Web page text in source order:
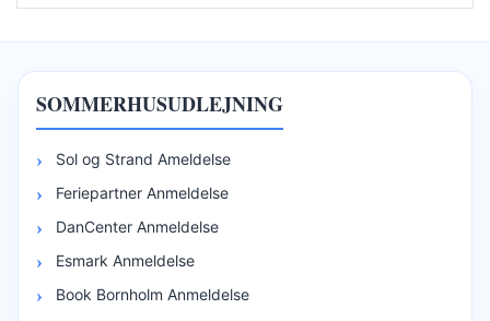
SOMMERHUSUDLEJNING
Sol og Strand Ameldelse
Feriepartner Anmeldelse
DanCenter Anmeldelse
Esmark Anmeldelse
Book Bornholm Anmeldelse